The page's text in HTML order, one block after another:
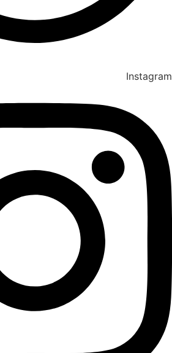
Instagram